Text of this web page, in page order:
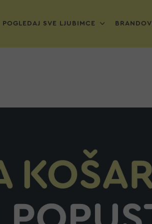
POGLEDAJ SVE LJUBIMCE BRANDOVI